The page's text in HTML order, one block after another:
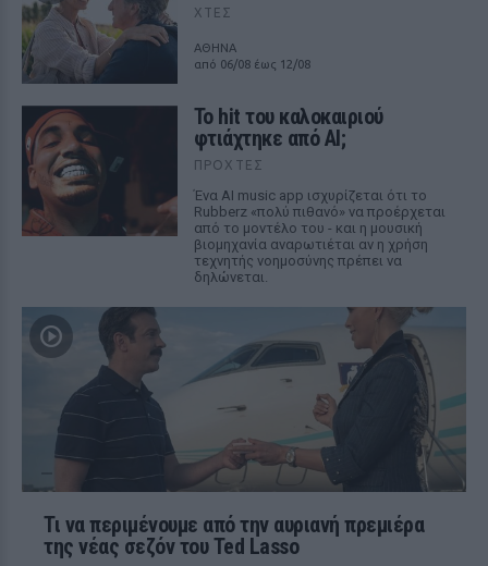
ΧΤΕΣ
ΑΘΗΝΑ
από 06/08 έως 12/08
Το hit του καλοκαιριού
φτιάχτηκε από AI;
ΠΡΟΧΤΈΣ
Ένα AI music app ισχυρίζεται ότι το
Rubberz «πολύ πιθανό» να προέρχεται
από το μοντέλο του - και η μουσική
βιομηχανία αναρωτιέται αν η χρήση
τεχνητής νοημοσύνης πρέπει να
δηλώνεται.
Τι να περιμένουμε από την αυριανή πρεμιέρα
της νέας σεζόν του Ted Lasso